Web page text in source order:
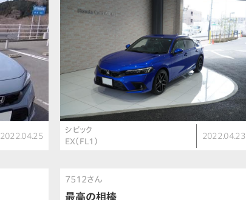
2022.04.25
シビック
EX（FL1）
2022.04.23
7512さん
最高の相棒